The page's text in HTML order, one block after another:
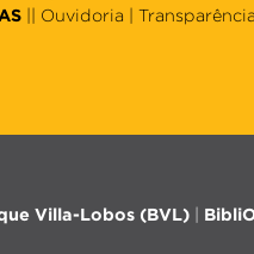
|| Ouvidoria | Transparência
Villa-Lobos (BVL) |